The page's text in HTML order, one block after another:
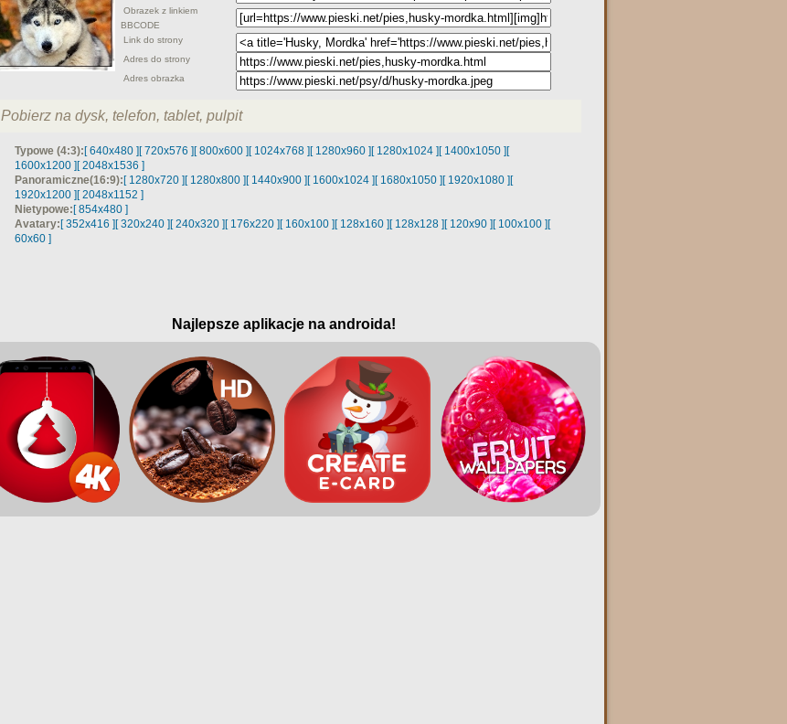
Obrazek z linkiem
BBCODE
Link do strony
Adres do strony
Adres obrazka
Pobierz na dysk, telefon, tablet, pulpit
Typowe (4:3): [ 640x480 ] [ 720x576 ] [ 800x600 ] [ 1024x768 ] [ 1280x960 ] [ 1280x1024 ] [ 1400x1050 ] [
1600x1200 ] [ 2048x1536 ]
Panoramiczne(16:9): [ 1280x720 ] [ 1280x800 ] [ 1440x900 ] [ 1600x1024 ] [ 1680x1050 ] [ 1920x1080 ] [
1920x1200 ] [ 2048x1152 ]
Nietypowe: [ 854x480 ]
Avatary: [ 352x416 ] [ 320x240 ] [ 240x320 ] [ 176x220 ] [ 160x100 ] [ 128x160 ] [ 128x128 ] [ 120x90 ] [ 100x100 ] [
60x60 ]
Najlepsze aplikacje na androida!